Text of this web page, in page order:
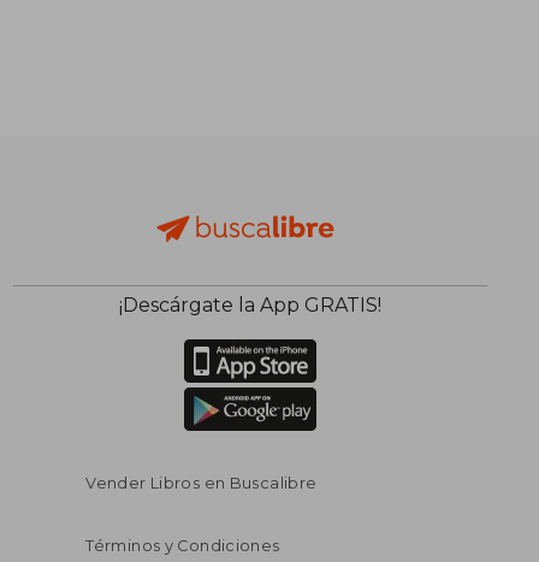
¡Descárgate la App GRATIS!
Vender Libros en Buscalibre
Términos y Condiciones